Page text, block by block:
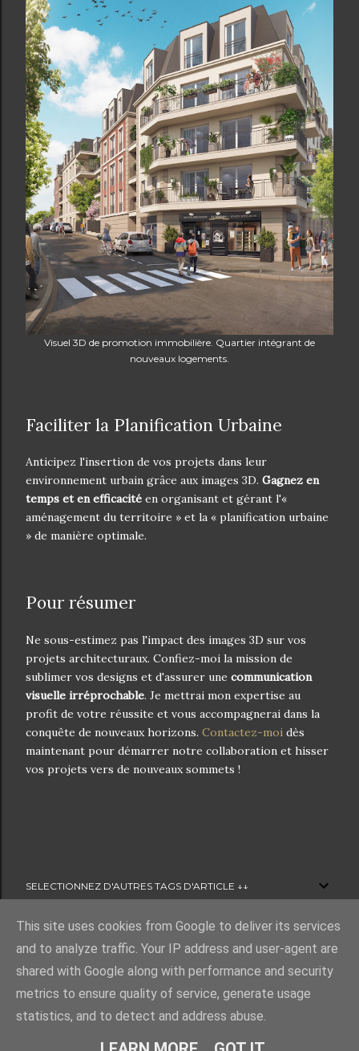
Visuel 3D de promotion immobilière. Quartier intégrant de
nouveaux logements.
Faciliter la Planification Urbaine
Anticipez l'insertion de vos projets dans leur
environnement urbain grâce aux images 3D. Gagnez en
temps et en efficacité en organisant et gérant l'«
aménagement du territoire » et la « planification urbaine
» de manière optimale.
Pour résumer
Ne sous-estimez pas l'impact des images 3D sur vos
projets architecturaux. Confiez-moi la mission de
sublimer vos designs et d'assurer une communication
visuelle irréprochable. Je mettrai mon expertise au
profit de votre réussite et vous accompagnerai dans la
conquête de nouveaux horizons. Contactez-moi dès
maintenant pour démarrer notre collaboration et hisser
vos projets vers de nouveaux sommets !
SELECTIONNEZ D'AUTRES TAGS D'ARTICLE ↓↓
Fourni par Blogger
© 2021 Miguel Diaz - Infographiste 3D. | Tous droits réservés.
This site uses cookies from Google to deliver its services
and to analyze traffic. Your IP address and user-agent are
shared with Google along with performance and security
metrics to ensure quality of service, generate usage
statistics, and to detect and address abuse.